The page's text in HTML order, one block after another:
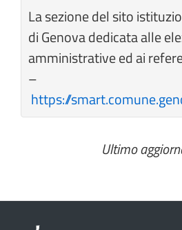
La sezione del sito
di Genova dedicata alle
amministrative ed ai
–
https://
Ultimo